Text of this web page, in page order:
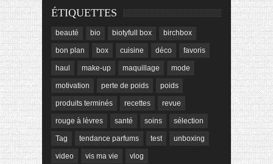
ÉTIQUETTES
beauté bio biotyfull box birchbox
bon plan box cuisine déco favoris
haul make-up maquillage mode
motivation perte de poids poids
produits terminés recettes revue
rouge à lèvres santé soins sélection
Tag tendance parfums test unboxing
video vis ma vie vlog